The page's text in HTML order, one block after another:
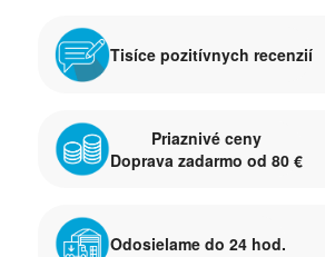
Tisíce pozitívnych recenzií
Priaznivé ceny
Doprava zadarmo od 80 €
Odosielame do 24 hod.